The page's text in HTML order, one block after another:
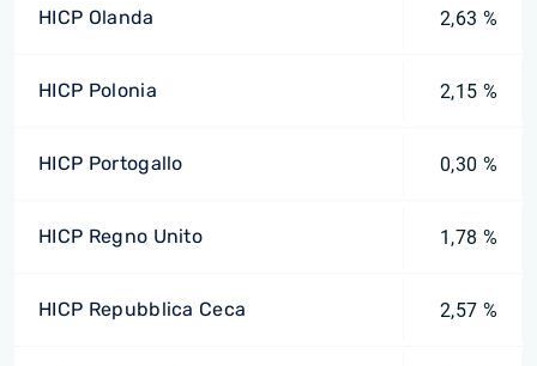
HICP Olanda 2,63 %
HICP Polonia 2,15 %
HICP Portogallo 0,30 %
HICP Regno Unito 1,78 %
HICP Repubblica Ceca 2,57 %